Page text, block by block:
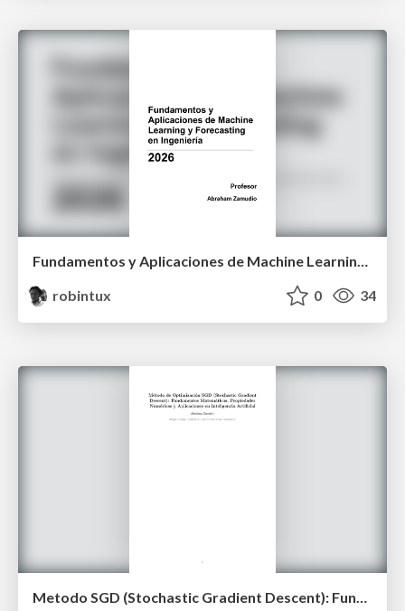
Fundamentos y Aplicaciones de Machine Learning y Forecasting en Ingeniería
robintux
0 34
Metodo SGD (Stochastic Gradient Descent): Fundamentos Matematicos, Propiedades Numericas y Aplicaciones en Inteligencia Artificial